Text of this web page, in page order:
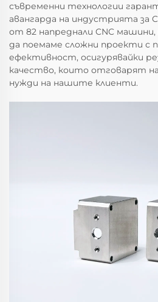
съвременни технологии
авангарда на индустрията за
от 82 напреднали CNC
да поемаме сложни проекти с
ефективност, осигурявайки
качество, които отговарят
нужди на нашите клиенти.